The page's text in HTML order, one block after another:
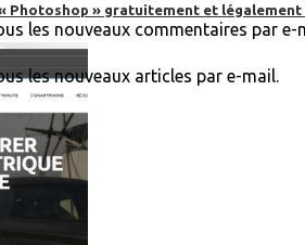
Photoshop » gratuitement et légalement
les nouveaux commentaires par e-
les nouveaux articles par e-mail.